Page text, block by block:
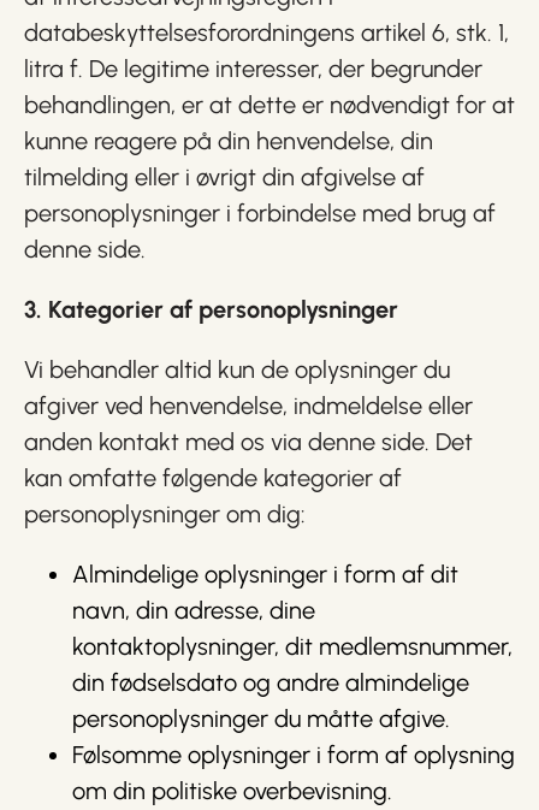
databeskyttelsesforordningens artikel 6, stk. 1,
litra f. De legitime interesser, der begrunder
behandlingen, er at dette er nødvendigt for at
kunne reagere på din henvendelse, din
tilmelding eller i øvrigt din afgivelse af
personoplysninger i forbindelse med brug af
denne side.
3. Kategorier af personoplysninger
Vi behandler altid kun de oplysninger du
afgiver ved henvendelse, indmeldelse eller
anden kontakt med os via denne side. Det
kan omfatte følgende kategorier af
personoplysninger om dig:
Almindelige oplysninger i form af dit
navn, din adresse, dine
kontaktoplysninger, dit medlemsnummer,
din fødselsdato og andre almindelige
personoplysninger du måtte afgive.
Følsomme oplysninger i form af oplysning
om din politiske overbevisning.